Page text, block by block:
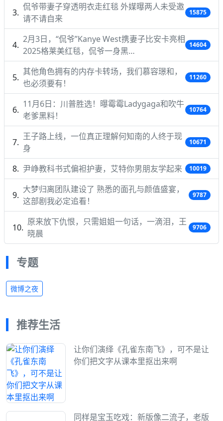
侃爷带妻子穿透明衣走红毯 外媒曝两人未受邀
请不请自来
15875
2月3日，“侃爷”Kanye West携妻子比安卡亮相
2025格莱美红毯，侃爷一身黑…
14604
其他角色拥有的内存卡转场，我们慕容璟和，
也必须要有！
11260
11月6日：川普胜选！曝霉霉Ladygaga和吹牛
老爹黑料！
10764
王子路上线，一位真正理解何知南的人终于现
身
10671
尹峥教科书式偏袒护妻，艾特你男朋友学起来 10019
大梦归离团队建设了 熟悉的面孔与颜值盛宴，
这部剧我必定追看！
9787
原来放下仇恨，只需姐姐一句话，一滴泪，王
晓晨
9706
专题
微博之夜
推荐生活
让你们演绎《孔雀东南飞》，可不是让
你们把文字从课本里抠出来啊
同样是宝玉吃戏：新版像二流子，老版